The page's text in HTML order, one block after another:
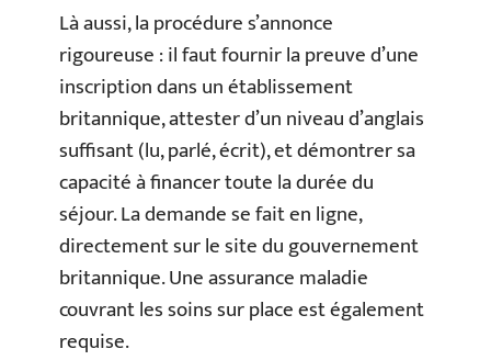
Là aussi, la procédure s’annonce
rigoureuse : il faut fournir la preuve d’une
inscription dans un établissement
britannique, attester d’un niveau d’anglais
suffisant (lu, parlé, écrit), et démontrer sa
capacité à financer toute la durée du
séjour. La demande se fait en ligne,
directement sur le site du gouvernement
britannique. Une assurance maladie
couvrant les soins sur place est également
requise.